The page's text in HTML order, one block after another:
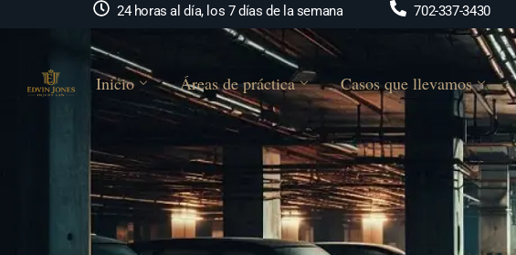
24 horas al día, los 7 días de la semana 702-337-3430
Inicio Áreas de práctica Casos que llevamos